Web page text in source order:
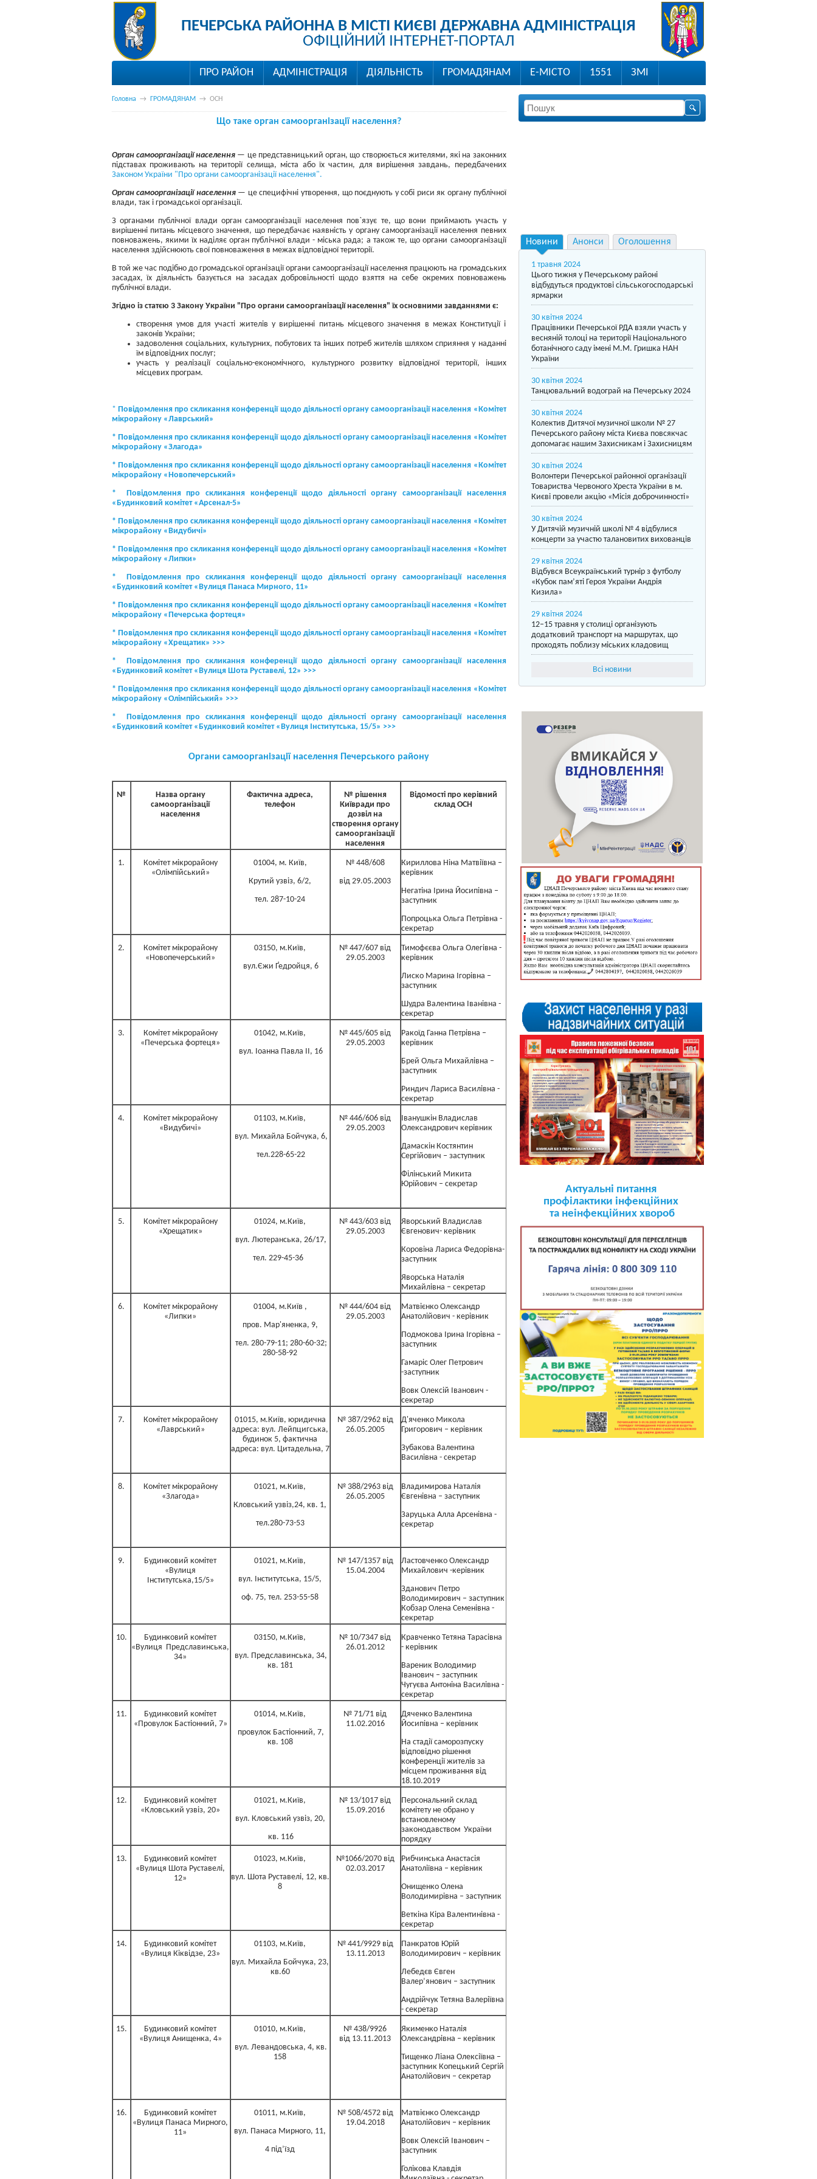
ПЕЧЕРСЬКА РАЙОННА В МІСТІ КИЄВІ ДЕРЖАВНА АДМІНІСТРАЦІЯ
ОФІЦІЙНИЙ ІНТЕРНЕТ-ПОРТАЛ
ПРО РАЙОН АДМІНІСТРАЦІЯ ДІЯЛЬНІСТЬ ГРОМАДЯНАМ Е-МІСТО 1551 ЗМІ
Головна → ГРОМАДЯНАМ → ОСН
Що таке орган самоорганізації населення?
Орган самоорганізації населення — це представницький орган, що створюється жителями, які на законних
підставах проживають на території селища, міста або їх частин, для вирішення завдань, передбачених
Законом України "Про органи самоорганізації населення".
Орган самоорганізації населення— це специфічні утворення, що поєднують у собі риси як органу публічної
влади, так і громадської організації.
З органами публічної влади орган самоорганізації населення пов`язує те, що вони приймають участь у
вирішенні питань місцевого значення, що передбачає наявність у органу самоорганізації населення певних
повноважень, якими їх наділяє орган публічної влади - міська рада; а також те, що органи самоорганізації
населення здійснюють свої повноваження в межах відповідної території.
В той же час подібно до громадської організації органи самоорганізації населення працюють на громадських
засадах, їх діяльність базується на засадах добровільності щодо взяття на себе окремих повноважень
публічної влади.
Згідно із статєю 3 Закону України "Про органи самоорганізації населення" їх основними завданнями є:
створення умов для участі жителів у вирішенні питань місцевого значення в межах Конституції і
законів України;
задоволення соціальних, культурних, побутових та інших потреб жителів шляхом сприяння у наданні
їм відповідних послуг;
участь у реалізації соціально-економічного, культурного розвитку відповідної території, інших
місцевих програм.
* Повідомлення про скликання конференції щодо діяльності органу самоорганізації населення «Комітет
мікрорайону «Лаврський»
* Повідомлення про скликання конференції щодо діяльності органу самоорганізації населення «Комітет
мікрорайону «Злагода»
* Повідомлення про скликання конференції щодо діяльності органу самоорганізації населення «Комітет
мікрорайону «Новопечерський»
* Повідомлення про скликання конференції щодо діяльності органу самоорганізації населення
«Будинковий комітет «Арсенал-5»
* Повідомлення про скликання конференції щодо діяльності органу самоорганізації населення «Комітет
мікрорайону «Видубичі»
* Повідомлення про скликання конференції щодо діяльності органу самоорганізації населення «Комітет
мікрорайону «Липки»
* Повідомлення про скликання конференції щодо діяльності органу самоорганізації населення
«Будинковий комітет «Вулиця Панаса Мирного, 11»
* Повідомлення про скликання конференції щодо діяльності органу самоорганізації населення «Комітет
мікрорайону «Печерська фортеця»
* Повідомлення про скликання конференції щодо діяльності органу самоорганізації населення «Комітет
мікрорайону «Хрещатик» >>>
* Повідомлення про скликання конференції щодо діяльності органу самоорганізації населення
«Будинковий комітет «Вулиця Шота Руставелі, 12» >>>
* Повідомлення про скликання конференції щодо діяльності органу самоорганізації населення «Комітет
мікрорайону «Олімпійський» >>>
* Повідомлення про скликання конференції щодо діяльності органу самоорганізації населення
«Будинковий комітет «Будинковий комітет «Вулиця Інститутська, 15/5» >>>
Органи самоорганізації населення Печерського району
№
Назва органу
самоорганізації
населення
Фактична адреса,
телефон
№ рішення
Київради про
дозвіл на
створення органу
самоорганізації
населення
Відомості про керівний
склад ОСН
1.
Комітет мікрорайону
«Олімпійський»
01004, м. Київ,
Крутий узвіз, 6/2,
тел. 287-10-24
№ 448/608
від 29.05.2003
Кириллова Ніна Матвіївна –
керівник
Негатіна Ірина Йосипівна –
заступник
Попроцька Ольга Петрівна -
секретар
2.
Комітет мікрорайону
«Новопечерський»
03150, м.Київ,
вул.Єжи Ґедройця, 6
№ 447/607 від
29.05.2003
Тимофєєва Ольга Олегівна -
керівник
Лиско Марина Ігорівна –
заступник
Шудра Валентина Іванівна -
секретар
3.
Комітет мікрорайону
«Печерська фортеця»
01042, м.Київ,
вул. Іоанна Павла ІІ, 16
№ 445/605 від
29.05.2003
Ракоїд Ганна Петрівна –
керівник
Брей Ольга Михайлівна –
заступник
Риндич Лариса Василівна -
секретар
4.
Комітет мікрорайону
«Видубичі»
01103, м.Київ,
вул. Михайла Бойчука, 6,
тел.228-65-22
№ 446/606 від
29.05.2003
Іванушкін Владислав
Олександрович керівник
Дамаскін Костянтин
Сергійович – заступник
Філінський Микита
Юрійович – секретар
5.
Комітет мікрорайону
«Хрещатик»
01024, м.Київ,
вул. Лютеранська, 26/17,
тел. 229-45-36
№ 443/603 від
29.05.2003
Яворський Владислав
Євгенович- керівник
Коровіна Лариса Федорівна-
заступник
Яворська Наталія
Михайлівна – секретар
6.
Комітет мікрорайону
«Липки»
01004, м.Київ ,
пров. Мар'яненка, 9,
тел. 280-79-11; 280-60-32;
280-58-92
№ 444/604 від
29.05.2003
Матвієнко Олександр
Анатолійович - керівник
Подмокова Ірина Ігорівна –
заступник
Гамаріс Олег Петрович
-заступник
Вовк Олексій Іванович -
секретар
7.
Комітет мікрорайону
«Лаврський»
01015, м.Київ, юридична
адреса: вул. Лейпцигська,
будинок 5, фактична
адреса: вул. Цитадельна, 7
№ 387/2962 від
26.05.2005
Д'яченко Микола
Григорович – керівник
Зубакова Валентина
Василівна - секретар
8.
Комітет мікрорайону
«Злагода»
01021, м.Київ,
Кловський узвіз,24, кв. 1,
тел.280-73-53
№ 388/2963 від
26.05.2005
Владимирова Наталія
Євгенівна – заступник
Заруцька Алла Арсенівна -
секретар
9.
Будинковий комітет
«Вулиця
Інститутська,15/5»
01021, м.Київ,
вул. Інститутська, 15/5,
оф. 75, тел. 253-55-58
№ 147/1357 від
15.04.2004
Ластовченко Олександр
Михайлович -керівник
Зданович Петро
Володимирович – заступник
Кобзар Олена Семенівна -
секретар
10.
Будинковий комітет
«Вулиця Предславинська,
34»
03150, м.Київ,
вул. Предславинська, 34,
кв. 181
№ 10/7347 від
26.01.2012
Кравченко Тетяна Тарасівна
- керівник
Вареник Володимир
Іванович – заступник
Чугуєва Антоніна Василівна -
секретар
11.
Будинковий комітет
«Провулок Бастіонний, 7»
01014, м.Київ,
провулок Бастіонний, 7,
кв. 108
№ 71/71 від
11.02.2016
Дяченко Валентина
Йосипівна – керівник
На стадії саморозпуску
відповідно рішення
конференції жителів за
місцем проживання від
18.10.2019
12.
Будинковий комітет
«Кловський узвіз, 20»
01021, м.Київ,
вул. Кловський узвіз, 20,
кв. 116
№ 13/1017 від
15.09.2016
Персональний склад
комітету не обрано у
встановленому
законодавством України
порядку
13.
Будинковий комітет
«Вулиця Шота Руставелі,
12»
01023, м.Київ,
вул. Шота Руставелі, 12, кв.
8
№1066/2070 від
02.03.2017
Рибчинська Анастасія
Анатоліївна – керівник
Онищенко Олена
Володимирівна – заступник
Веткіна Кіра Валентинівна -
секретар
14.
Будинковий комітет
«Вулиця Кіквідзе, 23»
01103, м.Київ,
вул. Михайла Бойчука, 23,
кв.60
№ 441/9929 від
13.11.2013
Панкратов Юрій
Володимирович – керівник
Лебедєв Євген
Валер’янович – заступник
Андрійчук Тетяна Валеріївна
- секретар
15.
Будинковий комітет
«Вулиця Анищенка, 4»
01010, м.Київ,
вул. Левандовська, 4, кв.
158
№ 438/9926
від 13.11.2013
Якименко Наталія
Олександрівна – керівник
Тищенко Ліана Олексіївна –
заступник Копецький Сергій
Анатолійович – секретар
16.
Будинковий комітет
«Вулиця Панаса Мирного,
11»
01011, м.Київ,
вул. Панаса Мирного, 11,
4 під’їзд
№ 508/4572 від
19.04.2018
Матвієнко Олександр
Анатолійович – керівник
Вовк Олексій Іванович –
заступник
Голікова Клавдія
Новини Анонси Оголошення
1 травня 2024
Цього тижня у Печерському районі
відбудуться продуктові сільськогосподарські
ярмарки
30 квітня 2024
Працівники Печерської РДА взяли участь у
весняній толоці на території Національного
ботанічного саду імені М.М. Гришка НАН
України
30 квітня 2024
Танцювальний водограй на Печерську 2024
30 квітня 2024
Колектив Дитячої музичної школи № 27
Печерського району міста Києва повсякчас
допомагає нашим Захисникам і Захисницям
30 квітня 2024
Волонтери Печерської районної організації
Товариства Червоного Хреста України в м.
Києві провели акцію «Місія доброчинності»
30 квітня 2024
У Дитячій музичній школі № 4 відбулися
концерти за участю талановитих вихованців
29 квітня 2024
Відбувся Всеукраїнський турнір з футболу
«Кубок пам’яті Героя України Андрія
Кизила»
29 квітня 2024
12–15 травня у столиці організують
додатковий транспорт на маршрутах, що
проходять поблизу міських кладовищ
Всі новини
Актуальні питання
профілактики інфекційних
та неінфекційних хвороб